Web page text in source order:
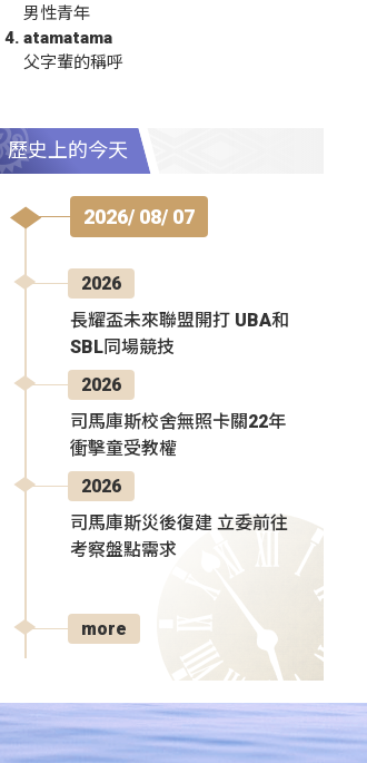
男性青年
atamatama
父字輩的稱呼
歷史上的今天
2026/ 08/ 07
2026
長耀盃未來聯盟開打 UBA和
SBL同場競技
2026
司馬庫斯校舍無照卡關22年
衝擊童受教權
2026
司馬庫斯災後復建 立委前往
考察盤點需求
more